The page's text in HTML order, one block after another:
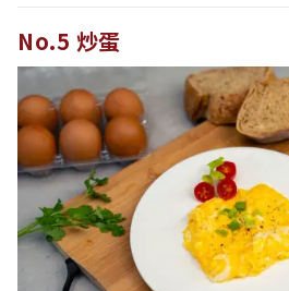
No.5 炒蛋